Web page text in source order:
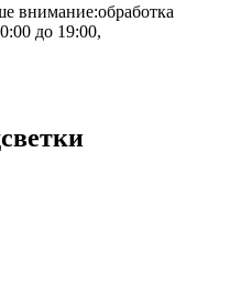
внимание:обработка
до 19:00,